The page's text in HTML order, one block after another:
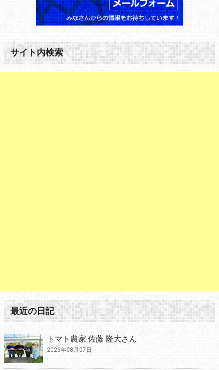
サイト内検索
最近の日記
トマト農家 佐藤 隆大さん
2026年08月07日